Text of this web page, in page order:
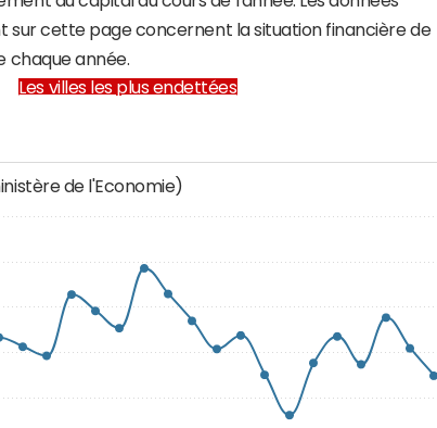
sur cette page concernent la situation financière de
chaque année.
Les villes les plus endettées
de l'Economie)